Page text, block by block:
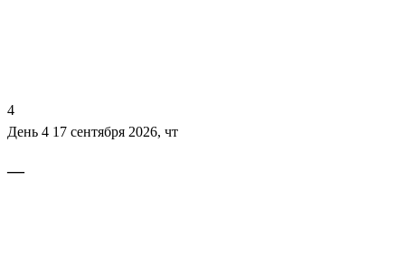
4
День 4 17 сентября 2026, чт
—